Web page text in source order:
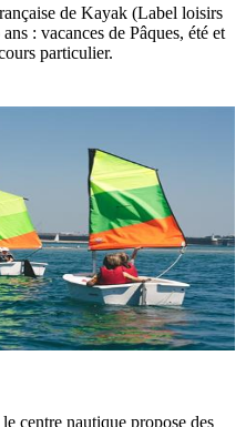
de Kayak (Label loisirs
: vacances de Pâques, été et
particulier.
centre nautique propose des